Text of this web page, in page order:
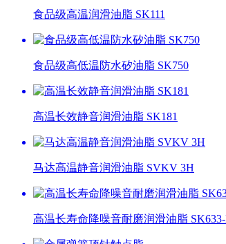
食品级高温润滑油脂 SK111
食品级高低温防水矽油脂 SK750
高温长效静音润滑油脂 SK181
马达高温静音润滑油脂 SVKV 3H
高温长寿命降噪音耐磨润滑油脂